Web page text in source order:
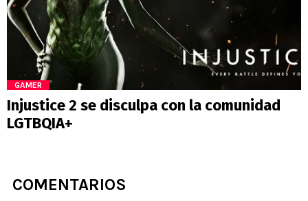
GAMER
Injustice 2 se disculpa con la comunidad
LGTBQIA+
COMENTARIOS